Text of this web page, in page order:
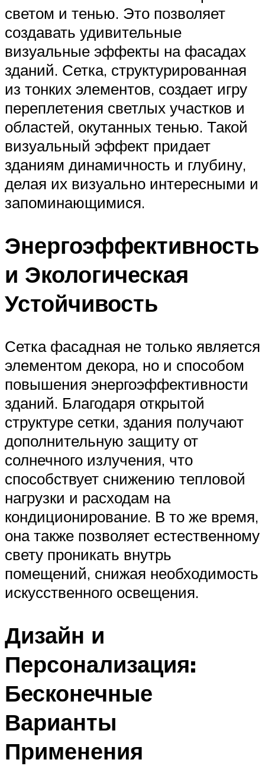
светом и тенью. Это позволяет
создавать удивительные
визуальные эффекты на фасадах
зданий. Сетка, структурированная
из тонких элементов, создает игру
переплетения светлых участков и
областей, окутанных тенью. Такой
визуальный эффект придает
зданиям динамичность и глубину,
делая их визуально интересными и
запоминающимися.
Энергоэффективность
и Экологическая
Устойчивость
Сетка фасадная не только является
элементом декора, но и способом
повышения энергоэффективности
зданий. Благодаря открытой
структуре сетки, здания получают
дополнительную защиту от
солнечного излучения, что
способствует снижению тепловой
нагрузки и расходам на
кондиционирование. В то же время,
она также позволяет естественному
свету проникать внутрь
помещений, снижая необходимость
искусственного освещения.
Дизайн и
Персонализация:
Бесконечные
Варианты
Применения